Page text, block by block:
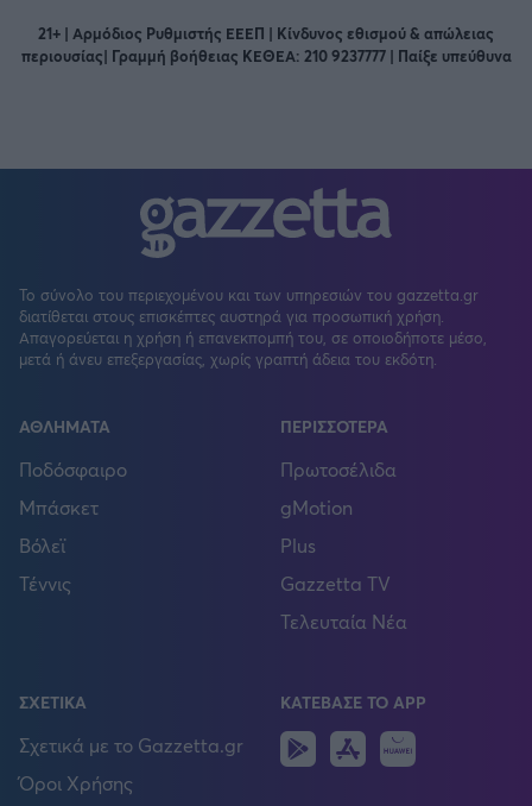
21+ | Αρμόδιος Ρυθμιστής ΕΕΕΠ | Κίνδυνος εθισμού & απώλειας
περιουσίας| Γραμμή βοήθειας ΚΕΘΕΑ: 210 9237777 | Παίξε υπεύθυνα
Το σύνολο του περιεχομένου και των υπηρεσιών του gazzetta.gr
διατίθεται στους επισκέπτες αυστηρά για προσωπική χρήση.
Απαγορεύεται η χρήση ή επανεκπομπή του, σε οποιοδήποτε μέσο,
μετά ή άνευ επεξεργασίας, χωρίς γραπτή άδεια του εκδότη.
ΑΘΛΗΜΑΤΑ
Ποδόσφαιρο
Μπάσκετ
Βόλεϊ
Τέννις
ΠΕΡΙΣΣΟΤΕΡΑ
Πρωτοσέλιδα
gMotion
Plus
Gazzetta TV
Τελευταία Νέα
ΣΧΕΤΙΚΑ
Σχετικά με το Gazzetta.gr
Όροι Χρήσης
ΚΑΤΕΒΑΣΕ ΤΟ APP
Android
IOS